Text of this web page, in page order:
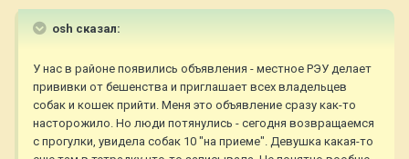
osh сказал:
У нас в районе появились объявления - местное РЭУ делает
прививки от бешенства и приглашает всех владельцев
собак и кошек прийти. Меня это объявление сразу как-то
насторожило. Но люди потянулись - сегодня возвращаемся
с прогулки, увидела собак 10 "на приеме". Девушка какая-то